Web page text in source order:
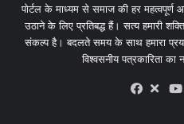
पोर्टल के माध्यम से समाज की हर महत्वपूर्ण
उठाने के लिए प्रतिबद्ध हैं। सत्य हमारी
संकल्प है। बदलते समय के साथ हमारा
विश्वसनीय पत्रकारिता का
X